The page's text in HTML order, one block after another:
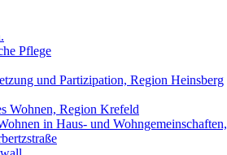
Pflege
und Partizipation, Region Heinsberg
Wohnen, Region Krefeld
in Haus- und